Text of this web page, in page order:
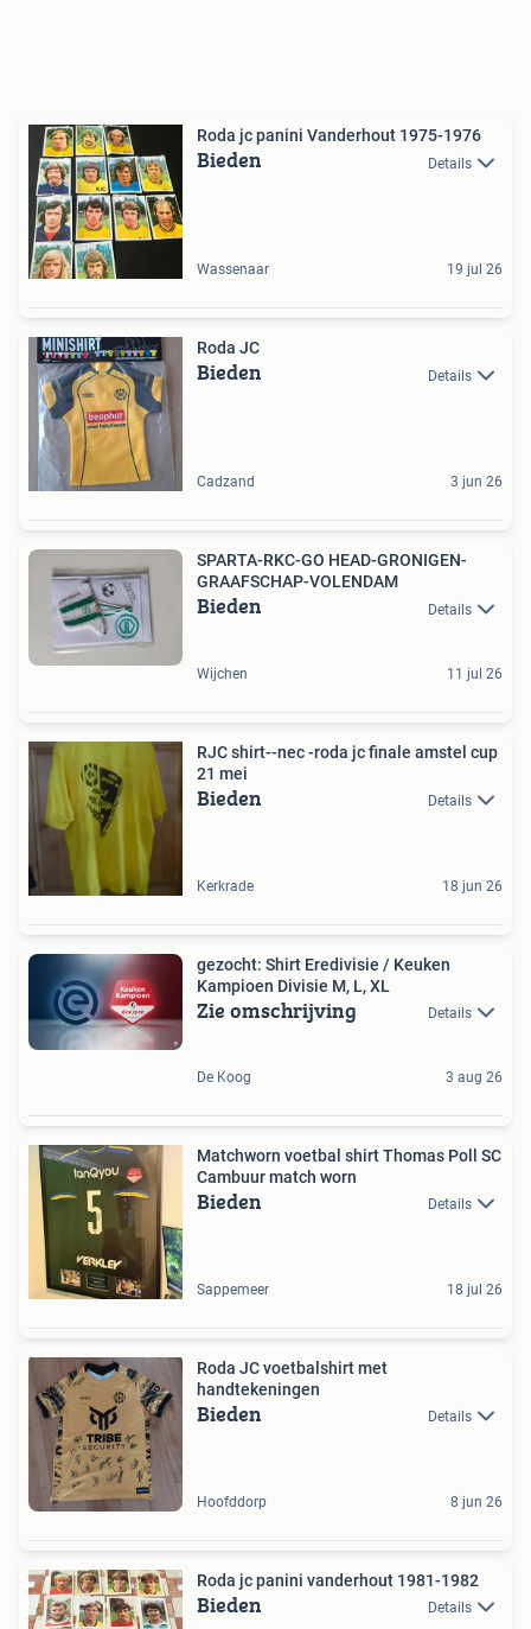
Roda jc panini Vanderhout 1975-1976
Bieden Details
Wassenaar 19 jul 26
Roda JC
Bieden Details
Cadzand 3 jun 26
SPARTA-RKC-GO HEAD-GRONIGEN-
GRAAFSCHAP-VOLENDAM
Bieden Details
Wijchen 11 jul 26
RJC shirt--nec -roda jc finale amstel cup
21 mei
Bieden Details
Kerkrade 18 jun 26
gezocht: Shirt Eredivisie / Keuken
Kampioen Divisie M, L, XL
Zie omschrijving Details
De Koog 3 aug 26
Matchworn voetbal shirt Thomas Poll SC
Cambuur match worn
Bieden Details
Sappemeer 18 jul 26
Roda JC voetbalshirt met
handtekeningen
Bieden Details
Hoofddorp 8 jun 26
Roda jc panini vanderhout 1981-1982
Bieden Details